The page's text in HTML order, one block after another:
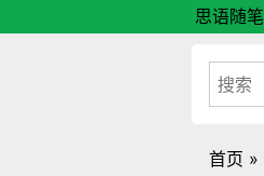
思语随笔
首页 »